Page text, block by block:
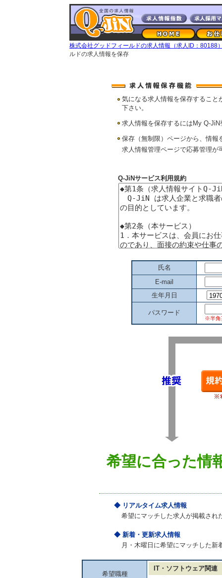
株式会社グッドフィールドの求人情報（求人ID：80188
ルドの求人情報を保存
気になる求人情報を保存すること
下さい。
求人情報を保存するにはMy Q-
保存（無制限）ページから、情報
求人情報管理ページで応募管理が
Q-JiNサービス利用規約
氏名
E-mail
生年月日
パスワード
※半角
希望に合った情
◆ リアルタイム求人情報
希望にマッチした求人が掲載され
◆ 新着・更新求人情報
月・木曜日に希望にマッチした
希望職種
IT・ソフトウェア関連